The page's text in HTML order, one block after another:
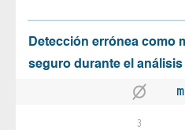
Detección errónea como
seguro durante el
3